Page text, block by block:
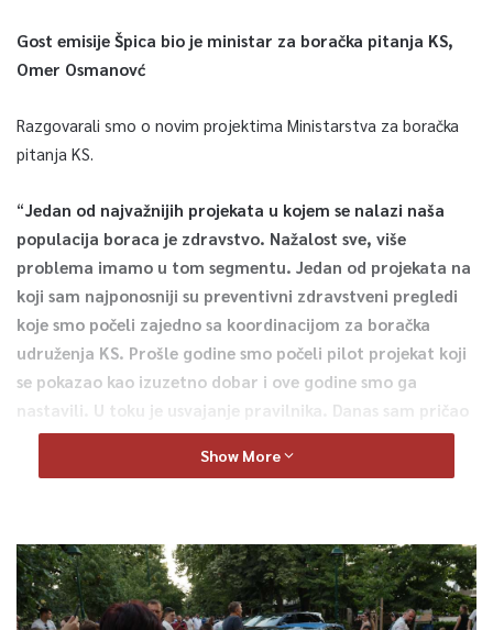
Gost emisije Špica bio je ministar za boračka pitanja KS,
Omer Osmanovć
Razgovarali smo o novim projektima Ministarstva za boračka
pitanja KS.
“Jedan od najvažnijih projekata u kojem se nalazi naša
populacija boraca je zdravstvo. Nažalost sve, više
problema imamo u tom segmentu. Jedan od projekata na
koji sam najponosniji su preventivni zdravstveni pregledi
koje smo počeli zajedno sa koordinacijom za boračka
udruženja KS. Prošle godine smo počeli pilot projekat koji
se pokazao kao izuzetno dobar i ove godine smo ga
nastavili. U toku je usvajanje pravilnika. Danas sam pričao
sa kolegom ministrom zdravstva, gdje Domovi zdravlja
imaju novu sistematizaciju, da bi u preostale tri općine,
medicinskog osoblja. Imamo prijedloge da u te veteranske
ambulante dovedemo specijaliste i da njima dolaze na
preglede. Imamo banjsko liječenje, klimatsko liječenje i
Show More